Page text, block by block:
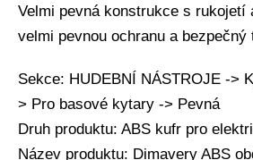
Velmi pevná konstrukce s rukojetí
velmi pevnou ochranu a bezpečný
Sekce: HUDEBNÍ NÁSTROJE ->
> Pro basové kytary -> Pevná
Druh produktu: ABS kufr pro
Název produktu: Dimavery ABS